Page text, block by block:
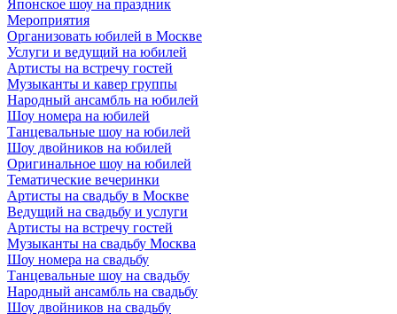
Японское шоу на праздник
Мероприятия
Организовать юбилей в Москве
Услуги и ведущий на юбилей
Артисты на встречу гостей
Музыканты и кавер группы
Народный ансамбль на юбилей
Шоу номера на юбилей
Танцевальные шоу на юбилей
Шоу двойников на юбилей
Оригинальное шоу на юбилей
Тематические вечеринки
Артисты на свадьбу в Москве
Ведущий на свадьбу и услуги
Артисты на встречу гостей
Музыканты на свадьбу Москва
Шоу номера на свадьбу
Танцевальные шоу на свадьбу
Народный ансамбль на свадьбу
Шоу двойников на свадьбу